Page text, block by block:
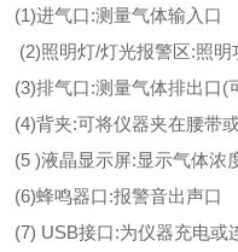
(1)进气口:测量气体输入口
(2)照明灯/灯光报警区:照
(3)排气口:测量气体排出口(
(4)背夹:可将仪器夹在腰带
(5 )液晶显示屏:显示气体浓
(6)蜂鸣器口:报警音出声口
(7) USB接口:为仪器充电或